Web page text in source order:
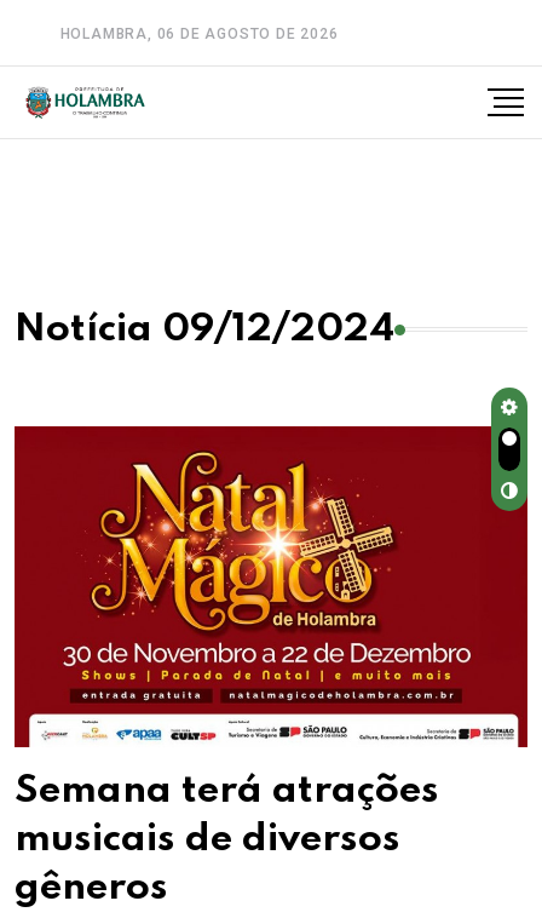
HOLAMBRA, 06 DE AGOSTO DE 2026
Notícia 09/12/2024
Semana terá atrações
musicais de diversos
gêneros